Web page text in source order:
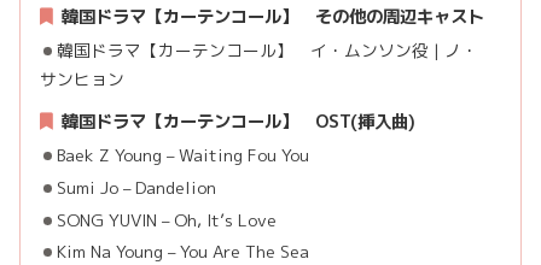
韓国ドラマ【カーテンコール】 その他の周辺キャスト
韓国ドラマ【カーテンコール】 イ・ムンソン役 | ノ・
サンヒョン
韓国ドラマ【カーテンコール】 OST(挿入曲)
Baek Z Young – Waiting Fou You
Sumi Jo – Dandelion
SONG YUVIN – Oh, It’s Love
Kim Na Young – You Are The Sea